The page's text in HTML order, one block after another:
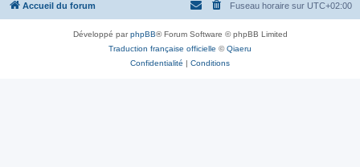
Accueil du forum Fuseau horaire sur UTC+02:00
Développé parphpBB® Forum Software © phpBB Limited
Traduction française officielle ©Qiaeru
Confidentialité | Conditions